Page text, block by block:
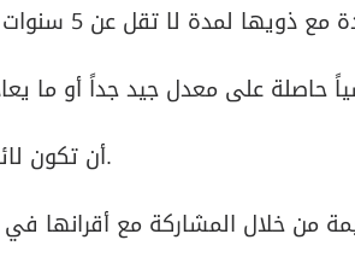
4- أن تكون لائقة صحياً لممارسة الأنشطة.